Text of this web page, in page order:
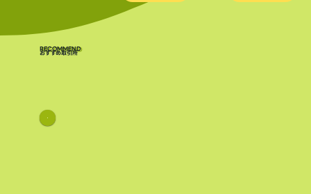
​RECOMMEND
おすすめ取引所